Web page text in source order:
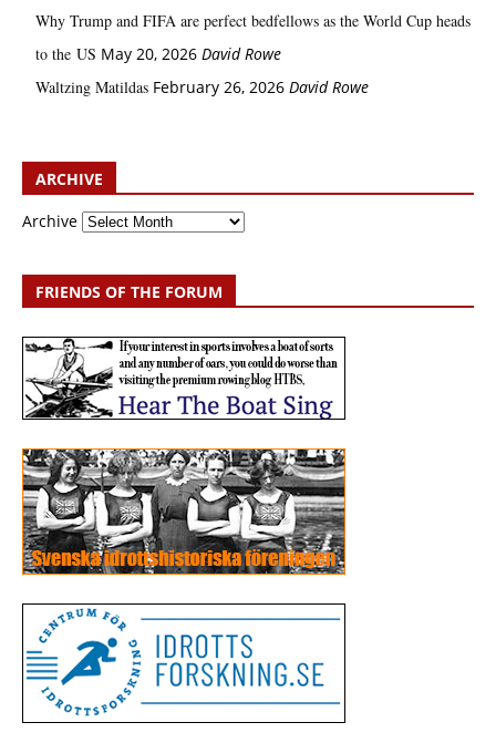
Why Trump and FIFA are perfect bedfellows as the World Cup heads
to the US May 20, 2026 David Rowe
Waltzing Matildas February 26, 2026 David Rowe
ARCHIVE
Archive
FRIENDS OF THE FORUM